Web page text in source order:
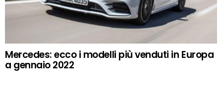
Mercedes: ecco i modelli più venduti in Europa
a gennaio 2022